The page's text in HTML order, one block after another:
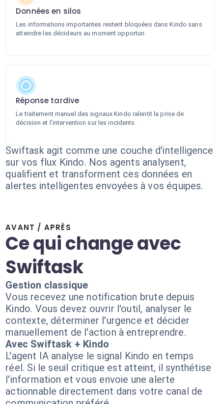
Données en silos
Les informations importantes restent bloquées dans Kindo sans
atteindre les décideurs au moment opportun.
Réponse tardive
Le traitement manuel des signaux Kindo ralentit la prise de
décision et l'intervention sur les incidents.
Swiftask agit comme une couche d'intelligence
sur vos flux Kindo. Nos agents analysent,
qualifient et transforment ces données en
alertes intelligentes envoyées à vos équipes.
AVANT / APRÈS
Ce qui change avec
Swiftask
Gestion classique
Vous recevez une notification brute depuis
Kindo. Vous devez ouvrir l'outil, analyser le
contexte, déterminer l'urgence et décider
manuellement de l'action à entreprendre.
Avec Swiftask + Kindo
L'agent IA analyse le signal Kindo en temps
réel. Si le seuil critique est atteint, il synthétise
l'information et vous envoie une alerte
actionnable directement dans votre canal de